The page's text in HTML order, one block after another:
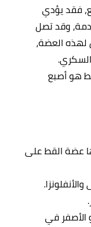
فقد يؤدي
وقد تصل
لهذه العضة،
هو أصبع
عضة القط على
الأصفر في